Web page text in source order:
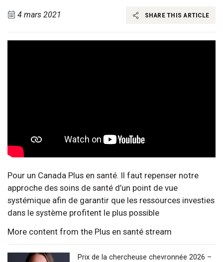
4 mars 2021 SHARE THIS ARTICLE
Pour un Canada Plus en santé. Il faut repenser notre
approche des soins de santé d’un point de vue
systémique afin de garantir que les ressources investies
dans le système profitent le plus possible
More content from the Plus en santé stream
Prix de la chercheuse chevronnée 2026 –